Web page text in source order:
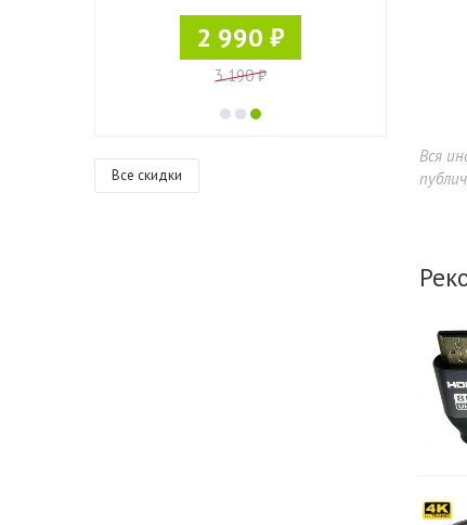
2 990 ₽
3 190 ₽
Все скидки
Вся